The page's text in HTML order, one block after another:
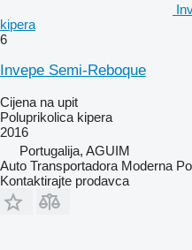
kipera
6
Invepe Semi-Reboque
Cijena na upit
Poluprikolica kipera
2016
Portugalija, AGUIM
Auto Transportadora Moderna
Kontaktirajte prodavca